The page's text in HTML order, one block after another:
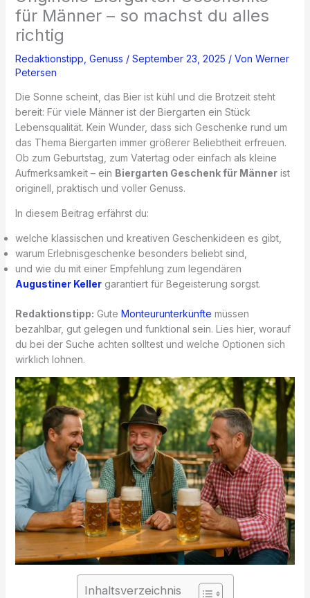
für Männer – so machst du alles
richtig
Redaktionstipp Genuss / September 23, 2025 / Von Werner
Petersen
Die Sonne scheint, das Bier ist kühl und die Brotzeit steht
bereit: Für viele Männer ist der Biergarten ein Stück
Lebensqualität. Kein Wunder, dass sich Geschenke rund um
das Thema Biergarten immer größerer Beliebtheit erfreuen.
Ob zum Geburtstag, zum Vatertag oder einfach als kleine
Aufmerksamkeit – ein Biergarten Geschenk für Männerist
originell, praktisch und voller Genuss.
In diesem Beitrag erfährst du:
welche klassischen und kreativen Geschenkideen es gibt,
warum Erlebnisgeschenke besonders beliebt sind,
und wie du mit einer Empfehlung zum legendären
Augustiner Kellergarantiert für Begeisterung sorgst.
Redaktionstipp: Gute Monteurunterkünfte müssen
bezahlbar, gut gelegen und funktional sein. Lies hier, worauf
du bei der Suche achten solltest und welche Optionen sich
wirklich lohnen.
Inhaltsverzeichnis